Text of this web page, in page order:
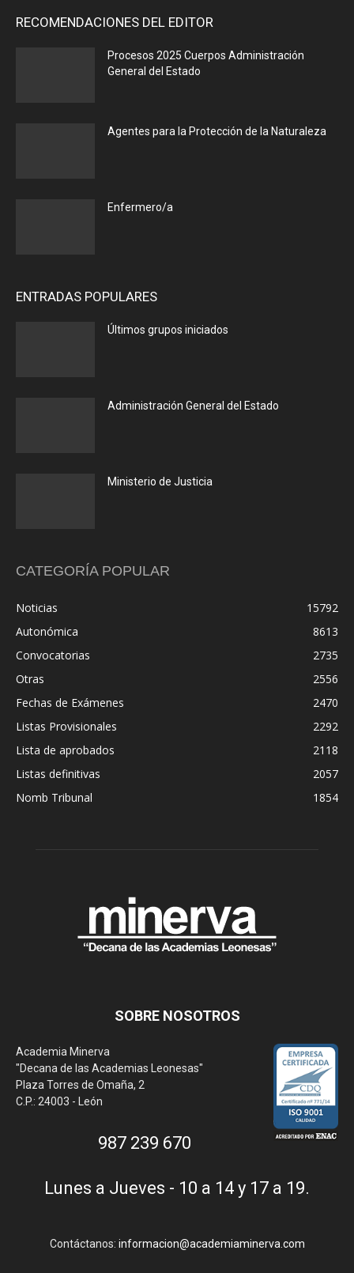
RECOMENDACIONES DEL EDITOR
Procesos 2025 Cuerpos Administración
General del Estado
Agentes para la Protección de la Naturaleza
Enfermero/a
ENTRADAS POPULARES
Últimos grupos iniciados
Administración General del Estado
Ministerio de Justicia
CATEGORÍA POPULAR
Noticias
15792
Autonómica
8613
Convocatorias
2735
Otras
2556
Fechas de Exámenes
2470
Listas Provisionales
2292
Lista de aprobados
2118
Listas definitivas
2057
Nomb Tribunal
1854
SOBRE NOSOTROS
Academia Minerva
"Decana de las Academias Leonesas"
Plaza Torres de Omaña, 2
C.P.: 24003 - León
987 239 670
Lunes a Jueves - 10 a 14 y 17 a 19.
Contáctanos: informacion@academiaminerva.com